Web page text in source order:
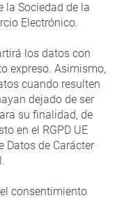
la Sociedad de la
Electrónico.
los datos con
expreso. Asimismo,
cuando resulten
dejado de ser
su finalidad, de
en el RGPD UE
Datos de Carácter
consentimiento